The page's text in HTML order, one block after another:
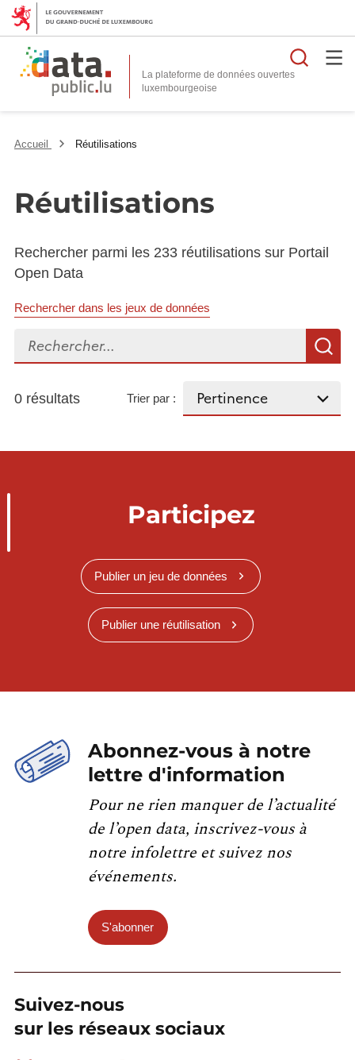
La plateforme de données ouvertes
Accueil Réutilisations
Réutilisations
Rechercher parmi les 233 réutilisations sur Portail
Open Data
Rechercher dans les jeux de données
Rechercher...
0 résultats Trier par :
Participez
Publier un jeu de données
Publier une réutilisation
Abonnez-vous à notre
lettre d'information
Pour ne rien manquer de l’actualité
de l’open data, inscrivez-vous à
notre infolettre et suivez nos
événements.
S'abonner
Suivez-nous
sur les réseaux sociaux